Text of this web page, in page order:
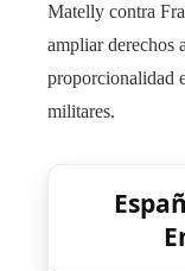
Matelly contra
ampliar derechos
proporcionalidad
militares.